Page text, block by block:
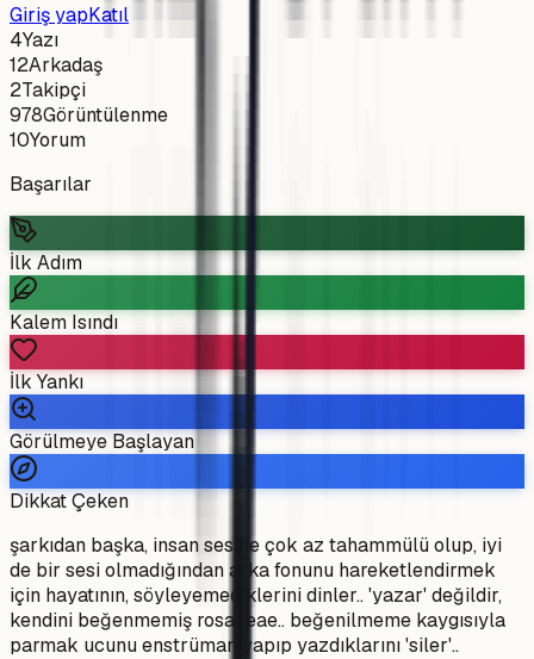
Giriş yapKatıl
4Yazı
12Arkadaş
2Takipçi
978Görüntülenme
10Yorum
Başarılar
İlk Adım
Kalem Isındı
İlk Yankı
Görülmeye Başlayan
Dikkat Çeken
şarkıdan başka, insan sesine çok az tahammülü olup, iyi
de bir sesi olmadığından arka fonunu hareketlendirmek
için hayatının, söyleyemediklerini dinler.. 'yazar' değildir,
kendini beğenmemiş rosaceae.. beğenilmeme kaygısıyla
parmak ucunu enstrüman yapıp yazdıklarını 'siler'..